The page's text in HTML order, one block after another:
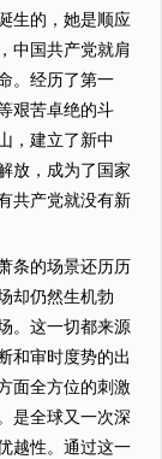
生的，她是顺应
中国共产党就肩
。经历了第一
艰苦卓绝的斗
，建立了新中
放，成为了国家
共产党就没有新
条的场景还历历
却仍然生机勃
。这一切都来源
和审时度势的出
面全方位的刺激
是全球又一次深
越性。通过这一